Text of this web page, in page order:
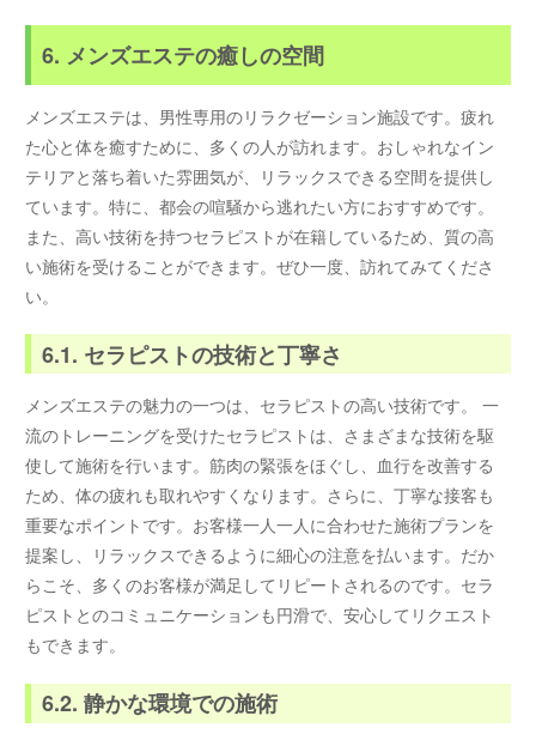
6. メンズエステの癒しの空間
メンズエステは、男性専用のリラクゼーション施設です。疲れ
た心と体を癒すために、多くの人が訪れます。おしゃれなイン
テリアと落ち着いた雰囲気が、リラックスできる空間を提供し
ています。特に、都会の喧騒から逃れたい方におすすめです。
また、高い技術を持つセラピストが在籍しているため、質の高
い施術を受けることができます。ぜひ一度、訪れてみてくださ
い。
6.1. セラピストの技術と丁寧さ
メンズエステの魅力の一つは、セラピストの高い技術です。 一
流のトレーニングを受けたセラピストは、さまざまな技術を駆
使して施術を行います。筋肉の緊張をほぐし、血行を改善する
ため、体の疲れも取れやすくなります。さらに、丁寧な接客も
重要なポイントです。お客様一人一人に合わせた施術プランを
提案し、リラックスできるように細心の注意を払います。だか
らこそ、多くのお客様が満足してリピートされるのです。セラ
ピストとのコミュニケーションも円滑で、安心してリクエスト
もできます。
6.2. 静かな環境での施術